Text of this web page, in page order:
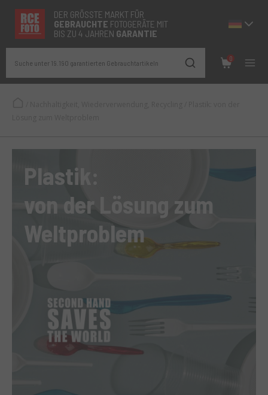
DER GRÖSSTE MARKT FÜR
GEBRAUCHTE FOTOGERÄTE MIT
BIS ZU 4 JAHREN GARANTIE
Suche unter 19.190 garantierten Gebrauchtartikeln
0
Plastik:
von der Lösung zum
Weltproblem